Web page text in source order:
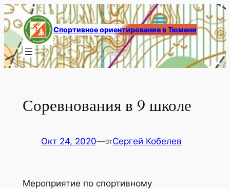
Перейти
к
содержимому
Спортивное ориентирование в Тюмени
Соревнования в 9 школе
Окт 24, 2020—отСергей Кобелев
Мероприятие по спортивному